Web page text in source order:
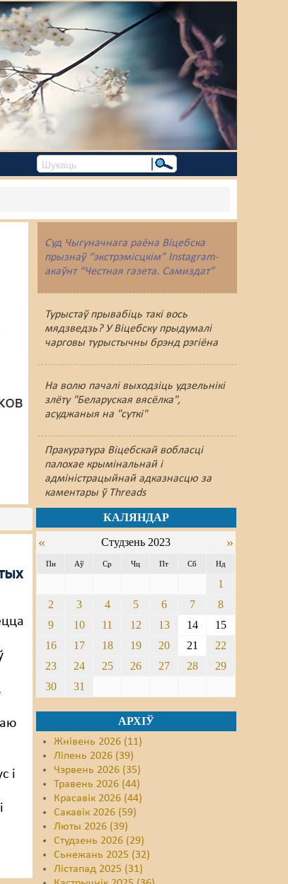
Суд Чыгуначнага раёна Віцебска
прызнаў “экстрэмісцкім” Instagram-
акаўнт “Честная газета. Самиздат”
Турыстаў прывабіць такі вось
мядзведзь? У Віцебску прыдумалі
чарговы турыстычны брэнд рэгіёна
На волю пачалі выходзіць удзельнікі
злёту "Беларуская вясёлка",
асуджаныя на "суткі"
Пракуратура Віцебскай вобласці
палохае крымінальнай і
адміністрацыйнай адказнасцю за
каментары ў Threads
і
КАЛЯНДАР
« Студзень 2023 »
Пн Аў Ср Чц Пт Сб Нд
1
2
3 4 5 6 7
8
9
10 11 12 13 14
15
16
17 18 19 20 21
22
23
24 25 26 27 28
29
30
31
АРХІЎ
Жнівень 2026 (11)
Ліпень 2026 (39)
Чэрвень 2026 (35)
Травень 2026 (44)
Красавік 2026 (44)
Сакавік 2026 (59)
Люты 2026 (39)
Студзень 2026 (29)
Сьнежань 2025 (32)
Лістапад 2025 (31)